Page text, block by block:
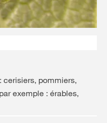
cerisiers, pommiers,
exemple : érables,